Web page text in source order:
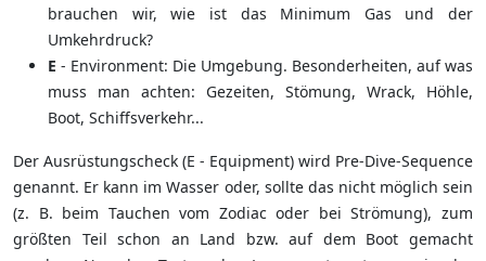
brauchen wir, wie ist das Minimum Gas und der
Umkehrdruck?
E - Environment: Die Umgebung. Besonderheiten, auf was
muss man achten: Gezeiten, Stömung, Wrack, Höhle,
Boot, Schiffsverkehr...
Der Ausrüstungscheck (E - Equipment) wird Pre-Dive-Sequence
genannt. Er kann im Wasser oder, sollte das nicht möglich sein
(z. B. beim Tauchen vom Zodiac oder bei Strömung), zum
größten Teil schon an Land bzw. auf dem Boot gemacht